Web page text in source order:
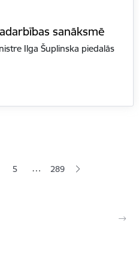
sanāksmē
Ilga Šuplinska piedalās
Lapa
5 … 289